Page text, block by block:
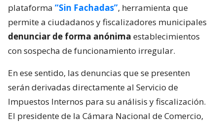
plataforma “Sin Fachadas”, herramienta que
permite a ciudadanos y fiscalizadores municipales
denunciar de forma anónima establecimientos
con sospecha de funcionamiento irregular.
En ese sentido, las denuncias que se presenten
serán derivadas directamente al Servicio de
Impuestos Internos para su análisis y fiscalización.
El presidente de la Cámara Nacional de Comercio,